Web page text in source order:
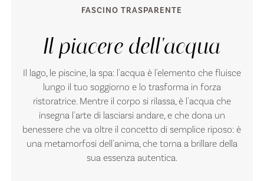
FASCINO TRASPARENTE
Il piacere dell'acqua
Il lago, le piscine, la spa: l'acqua è l'elemento che fluisce
lungo il tuo soggiorno e lo trasforma in forza
ristoratrice. Mentre il corpo si rilassa, è l'acqua che
insegna l'arte di lasciarsi andare, e che dona un
benessere che va oltre il concetto di semplice riposo: è
una metamorfosi dell'anima, che torna a brillare della
sua essenza autentica.